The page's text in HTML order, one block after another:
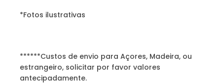
*Fotos ilustrativas
******Custos de envio para Açores, Madeira, ou
estrangeiro, solicitar por favor valores
antecipadamente.